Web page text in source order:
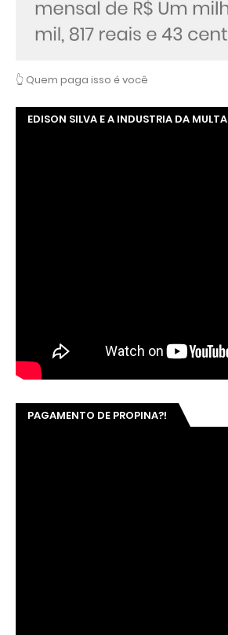
👆 Quem paga isso é você
EDISON SILVA E A INDUSTRIA DA MULTA
PAGAMENTO DE PROPINA?!